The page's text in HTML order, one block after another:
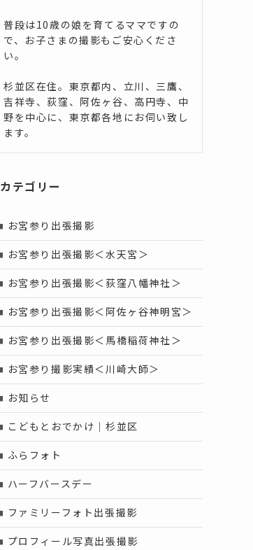
普段は10歳の娘を育てるママですの
で、お子さまの撮影もご安心くださ
い。
杉並区在住。東京都内、立川、三鷹、
吉祥寺、荻窪、阿佐ヶ谷、高円寺、中
野を中心に、東京都各地にお伺い致し
ます。
カテゴリー
お宮参り出張撮影
お宮参り出張撮影＜水天宮＞
お宮参り出張撮影＜荻窪八幡神社＞
お宮参り出張撮影＜阿佐ヶ谷神明宮＞
お宮参り出張撮影＜馬橋稲荷神社＞
お宮参り撮影実績＜川崎大師＞
お知らせ
こどもとおでかけ｜杉並区
ふらフォト
ハーフバースデー
ファミリーフォト出張撮影
プロフィール写真出張撮影